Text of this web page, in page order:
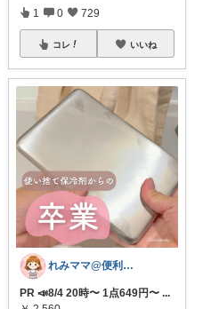
1 0 729
コレ いいね
れみママ@便利雑貨¸¸kids
PR 📣8/4 20時〜 1点649円〜 ...